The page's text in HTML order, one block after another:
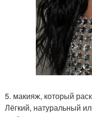
5. макияж, который
Лёгкий, натуральный